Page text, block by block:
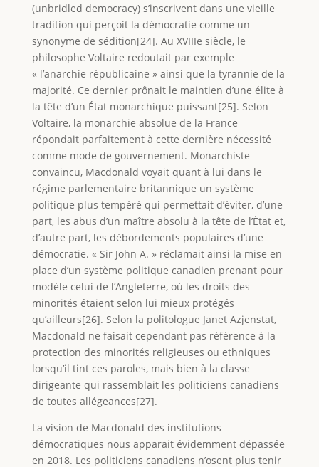
(unbridled democracy) s’inscrivent dans une vieille
tradition qui perçoit la démocratie comme un
synonyme de sédition[24]. Au XVIIIe siècle, le
philosophe Voltaire redoutait par exemple
« l’anarchie républicaine » ainsi que la tyrannie de la
majorité. Ce dernier prônait le maintien d’une élite à
la tête d’un État monarchique puissant[25]. Selon
Voltaire, la monarchie absolue de la France
répondait parfaitement à cette dernière nécessité
comme mode de gouvernement. Monarchiste
convaincu, Macdonald voyait quant à lui dans le
régime parlementaire britannique un système
politique plus tempéré qui permettait d’éviter, d’une
part, les abus d’un maître absolu à la tête de l’État et,
d’autre part, les débordements populaires d’une
démocratie. « Sir John A. » réclamait ainsi la mise en
place d’un système politique canadien prenant pour
modèle celui de l’Angleterre, où les droits des
minorités étaient selon lui mieux protégés
qu’ailleurs[26]. Selon la politologue Janet Azjenstat,
Macdonald ne faisait cependant pas référence à la
protection des minorités religieuses ou ethniques
lorsqu’il tint ces paroles, mais bien à la classe
dirigeante qui rassemblait les politiciens canadiens
de toutes allégeances[27].
La vision de Macdonald des institutions
démocratiques nous apparait évidemment dépassée
en 2018. Les politiciens canadiens n’osent plus tenir